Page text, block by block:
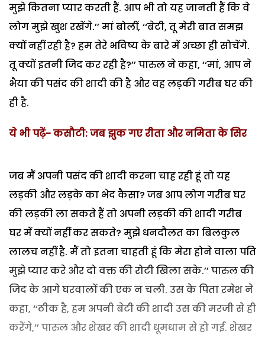
मुझे कितना प्यार करती हैं. आप भी तो यह जानती हैं कि वे
लोग मुझे खुश रखेंगे.’’ मां बोलीं, ‘‘बेटी, तू मेरी बात समझ
क्यों नहीं रही है? हम तेरे भविष्य के बारे में अच्छा ही सोचेंगे.
तू क्यों इतनी जिद कर रही है?’’ पारुल ने कहा, ‘‘मां, आप ने
भैया की पसंद की शादी की है और वह लड़की गरीब घर की
ही है.
ये भी पढ़ें- कसौटी: जब झुक गए रीता और नमिता के सिर
जब मैं अपनी पसंद की शादी करना चाह रही हूं तो यह
लड़की और लड़के का भेद कैसा? जब आप लोग गरीब घर
की लड़की ला सकते हैं तो अपनी लड़की की शादी गरीब
घर में क्यों नहीं कर सकते? मुझे धनदौलत का बिलकुल
लालच नहीं है. मैं तो इतना चाहती हूं कि मेरा होने वाला पति
मुझे प्यार करे और दो वक्त की रोटी खिला सके.’’ पारुल की
जिद के आगे घरवालों की एक न चली. उस के पिता रमेश ने
कहा, ‘‘ठीक है, हम अपनी बेटी की शादी उस की मरजी से ही
करेंगे,’’ पारुल और शेखर की शादी धूमधाम से हो गई. शेखर